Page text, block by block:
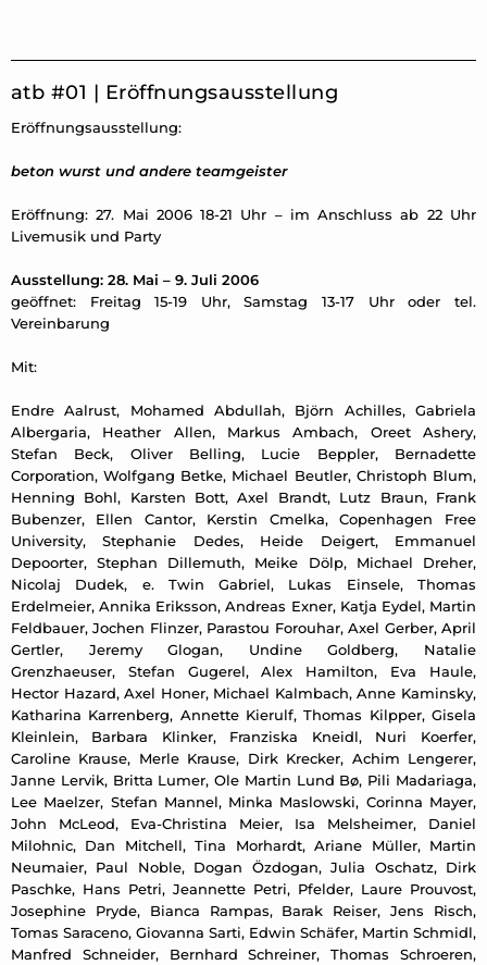
atb #01 | Eröffnungsausstellung
Eröffnungsausstellung:
beton wurst und andere teamgeister
Eröffnung: 27. Mai 2006 18-21 Uhr – im Anschluss ab 22 Uhr
Livemusik und Party
Ausstellung: 28. Mai – 9. Juli 2006
geöffnet: Freitag 15-19 Uhr, Samstag 13-17 Uhr oder tel.
Vereinbarung
Mit:
Endre Aalrust, Mohamed Abdullah, Björn Achilles, Gabriela
Albergaria, Heather Allen, Markus Ambach, Oreet Ashery,
Stefan Beck, Oliver Belling, Lucie Beppler, Bernadette
Corporation, Wolfgang Betke, Michael Beutler, Christoph Blum,
Henning Bohl, Karsten Bott, Axel Brandt, Lutz Braun, Frank
Bubenzer, Ellen Cantor, Kerstin Cmelka, Copenhagen Free
University, Stephanie Dedes, Heide Deigert, Emmanuel
Depoorter, Stephan Dillemuth, Meike Dölp, Michael Dreher,
Nicolaj Dudek, e. Twin Gabriel, Lukas Einsele, Thomas
Erdelmeier, Annika Eriksson, Andreas Exner, Katja Eydel, Martin
Feldbauer, Jochen Flinzer, Parastou Forouhar, Axel Gerber, April
Gertler, Jeremy Glogan, Undine Goldberg, Natalie
Grenzhaeuser, Stefan Gugerel, Alex Hamilton, Eva Haule,
Hector Hazard, Axel Honer, Michael Kalmbach, Anne Kaminsky,
Katharina Karrenberg, Annette Kierulf, Thomas Kilpper, Gisela
Kleinlein, Barbara Klinker, Franziska Kneidl, Nuri Koerfer,
Caroline Krause, Merle Krause, Dirk Krecker, Achim Lengerer,
Janne Lervik, Britta Lumer, Ole Martin Lund Bø, Pili Madariaga,
Lee Maelzer, Stefan Mannel, Minka Maslowski, Corinna Mayer,
John McLeod, Eva-Christina Meier, Isa Melsheimer, Daniel
Milohnic, Dan Mitchell, Tina Morhardt, Ariane Müller, Martin
Neumaier, Paul Noble, Dogan Özdogan, Julia Oschatz, Dirk
Paschke, Hans Petri, Jeannette Petri, Pfelder, Laure Prouvost,
Josephine Pryde, Bianca Rampas, Barak Reiser, Jens Risch,
Tomas Saraceno, Giovanna Sarti, Edwin Schäfer, Martin Schmidl,
Manfred Schneider, Bernhard Schreiner, Thomas Schroeren,